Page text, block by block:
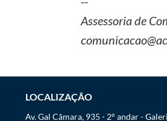
Assessoria de
LOCALIZAÇÃO
Av. Gal Câmara, 935 - 2° andar -